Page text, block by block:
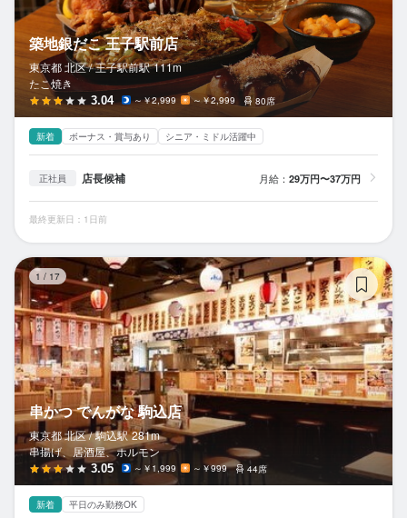
築地銀だこ 王子駅前店
東京都 北区 / 王子駅前駅 111m
たこ焼き
3.04 ～￥2,999 ～￥2,999 80席
新着 ボーナス・賞与あり シニア・ミドル活躍中
正社員 店長候補 月給： 29万円〜37万円
最終更新日：1日前
1 / 17
串かつ でんがな 駒込店
東京都 北区 / 駒込駅 281m
串揚げ、居酒屋、ホルモン
3.05 ～￥1,999 ～￥999 44席
新着 平日のみ勤務OK